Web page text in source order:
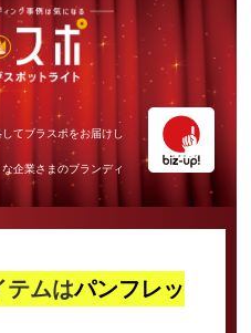
てブラスポをお届けし
企業さまのブランディ
テムはパンフレッ